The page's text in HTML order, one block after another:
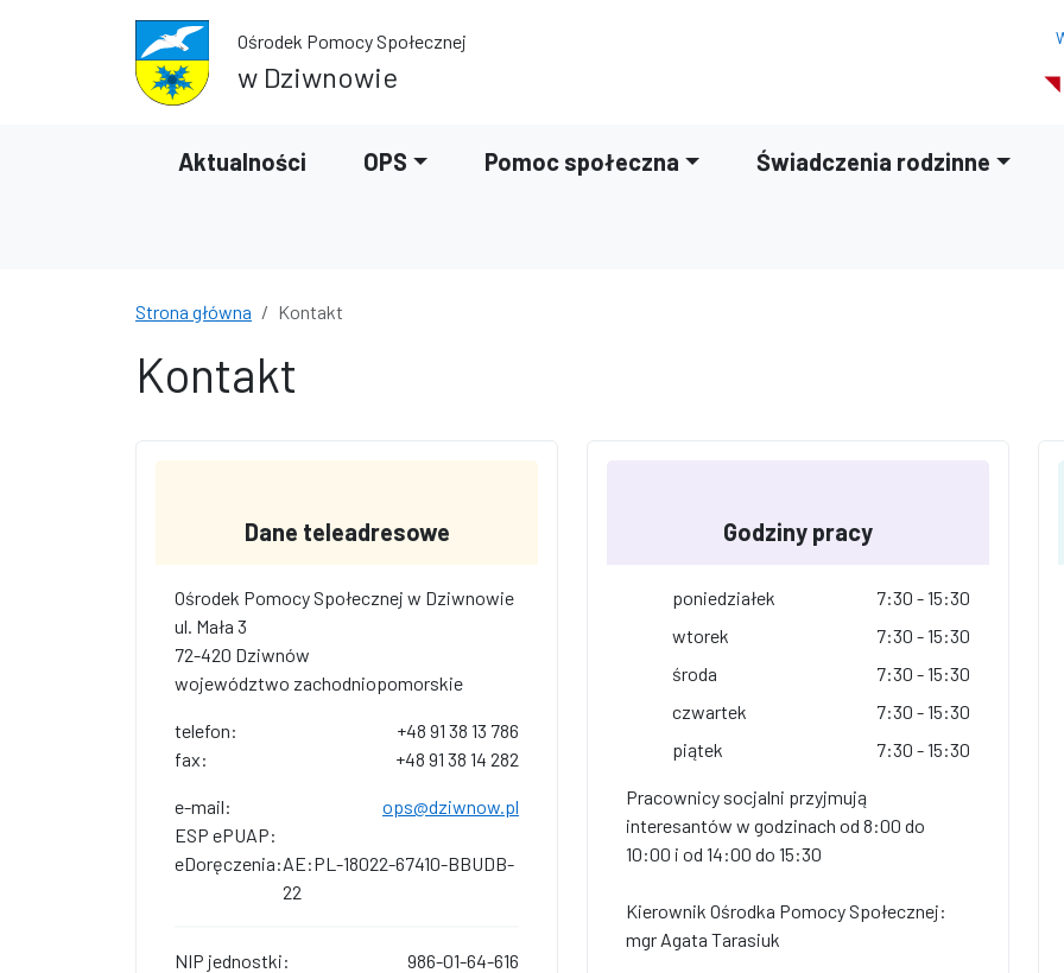
Przejdź do wyszukiwarki Ośrodek Pomocy Społecznej
w Dziwnowie
Aktualności OPS Pomoc społeczna Świadczenia rodzinne
Strona główna Kontakt
Kontakt
Dane teleadresowe
Ośrodek Pomocy Społecznej w Dziwnowie
ul. Mała 3
72-420 Dziwnów
województwo zachodniopomorskie
telefon:
+48 91 38 13 786
fax:
+48 91 38 14 282
e-mail:
ops@dziwnow.pl
ESP ePUAP:
eDoręczenia:AE:PL-18022-67410-BBUDB-
22
NIP jednostki:
986-01-64-616
Godziny pracy
poniedziałek
7:30 - 15:30
wtorek
7:30 - 15:30
środa
7:30 - 15:30
czwartek
7:30 - 15:30
piątek
7:30 - 15:30
Pracownicy socjalni przyjmują
interesantów w godzinach od 8:00 do
10:00 i od 14:00 do 15:30
Kierownik Ośrodka Pomocy Społecznej:
mgr Agata Tarasiuk